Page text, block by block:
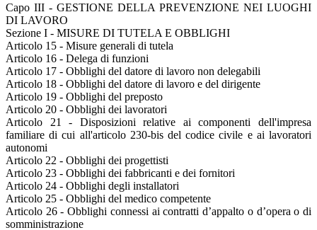
Capo III - GESTIONE DELLA PREVENZIONE NEI LUOGHI
DI LAVORO
Sezione I - MISURE DI TUTELA E OBBLIGHI
Articolo 15 - Misure generali di tutela
Articolo 16 - Delega di funzioni
Articolo 17 - Obblighi del datore di lavoro non delegabili
Articolo 18 - Obblighi del datore di lavoro e del dirigente
Articolo 19 - Obblighi del preposto
Articolo 20 - Obblighi dei lavoratori
Articolo 21 - Disposizioni relative ai componenti dell'impresa
familiare di cui all'articolo 230-bis del codice civile e ai lavoratori
autonomi
Articolo 22 - Obblighi dei progettisti
Articolo 23 - Obblighi dei fabbricanti e dei fornitori
Articolo 24 - Obblighi degli installatori
Articolo 25 - Obblighi del medico competente
Articolo 26 - Obblighi connessi ai contratti d’appalto o d’opera o di
somministrazione